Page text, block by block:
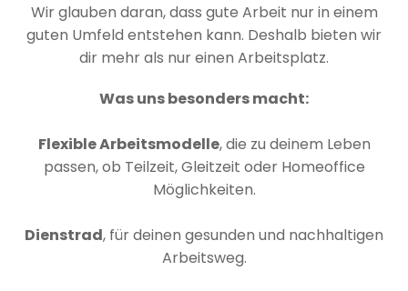
Wir glauben daran, dass gute Arbeit nur in einem
guten Umfeld entstehen kann. Deshalb bieten wir
dir mehr als nur einen Arbeitsplatz.
Was uns besonders macht:
Flexible Arbeitsmodelle, die zu deinem Leben
passen, ob Teilzeit, Gleitzeit oder Homeoffice
Möglichkeiten.
Dienstrad, für deinen gesunden und nachhaltigen
Arbeitsweg.